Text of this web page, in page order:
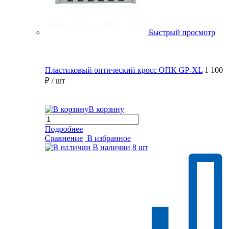
Быстрый просмотр
Пластиковый оптический кросс ОПК GP-XL 1 100
₽ / шт
В корзину
Подробнее
Сравнение В избранное
В наличии 8 шт